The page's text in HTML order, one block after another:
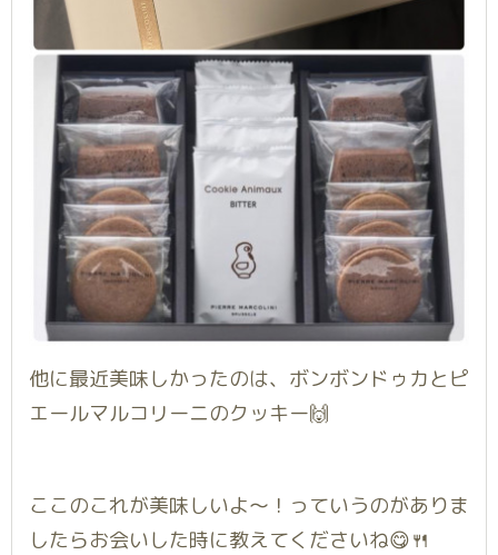
他に最近美味しかったのは、ボンボンドゥカとピ
エールマルコリーニのクッキー🙌
ここのこれが美味しいよ〜！っていうのがありま
したらお会いした時に教えてくださいね😋🍴